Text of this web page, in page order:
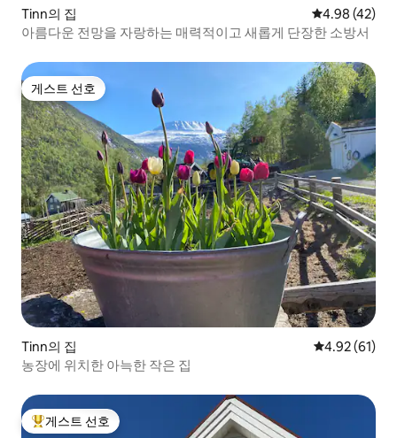
Tinn의 집 평점 4.98점(5
4.98 (42)
아름다운 전망을 자랑하는 매력적이고 새롭게 단장한 소방서
게스트 선호
게스트 선호
Tinn의 집 평점 4.92점
4.92 (61)
농장에 위치한 아늑한 작은 집
상위 게스트 선호
게스트 선호